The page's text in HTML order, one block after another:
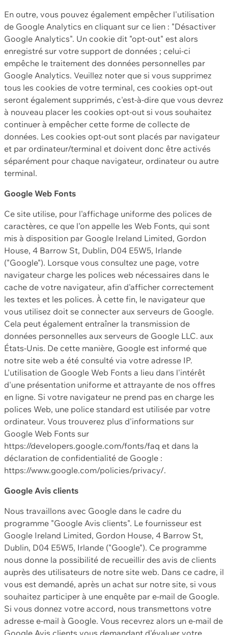
En outre, vous pouvez également empêcher l'utilisation
de Google Analytics en cliquant sur ce lien : "Désactiver
Google Analytics". Un cookie dit "opt-out" est alors
enregistré sur votre support de données ; celui-ci
empêche le traitement des données personnelles par
Google Analytics. Veuillez noter que si vous supprimez
tous les cookies de votre terminal, ces cookies opt-out
seront également supprimés, c'est-à-dire que vous devrez
à nouveau placer les cookies opt-out si vous souhaitez
continuer à empêcher cette forme de collecte de
données. Les cookies opt-out sont placés par navigateur
et par ordinateur/terminal et doivent donc être activés
séparément pour chaque navigateur, ordinateur ou autre
terminal.
Google Web Fonts
Ce site utilise, pour l'affichage uniforme des polices de
caractères, ce que l'on appelle les Web Fonts, qui sont
mis à disposition par Google Ireland Limited, Gordon
House, 4 Barrow St, Dublin, D04 E5W5, Irlande
("Google"). Lorsque vous consultez une page, votre
navigateur charge les polices web nécessaires dans le
cache de votre navigateur, afin d'afficher correctement
les textes et les polices. À cette fin, le navigateur que
vous utilisez doit se connecter aux serveurs de Google.
Cela peut également entraîner la transmission de
données personnelles aux serveurs de Google LLC. aux
États-Unis. De cette manière, Google est informé que
notre site web a été consulté via votre adresse IP.
L'utilisation de Google Web Fonts a lieu dans l'intérêt
d'une présentation uniforme et attrayante de nos offres
en ligne. Si votre navigateur ne prend pas en charge les
polices Web, une police standard est utilisée par votre
ordinateur. Vous trouverez plus d'informations sur
Google Web Fonts sur
https://developers.google.com/fonts/faq et dans la
déclaration de confidentialité de Google :
https://www.google.com/policies/privacy/.
Google Avis clients
Nous travaillons avec Google dans le cadre du
programme "Google Avis clients". Le fournisseur est
Google Ireland Limited, Gordon House, 4 Barrow St,
Dublin, D04 E5W5, Irlande ("Google"). Ce programme
nous donne la possibilité de recueillir des avis de clients
auprès des utilisateurs de notre site web. Dans ce cadre, il
vous est demandé, après un achat sur notre site, si vous
souhaitez participer à une enquête par e-mail de Google.
Si vous donnez votre accord, nous transmettons votre
adresse e-mail à Google. Vous recevrez alors un e-mail de